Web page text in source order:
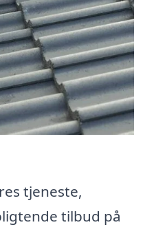
tjeneste,
tilbud på